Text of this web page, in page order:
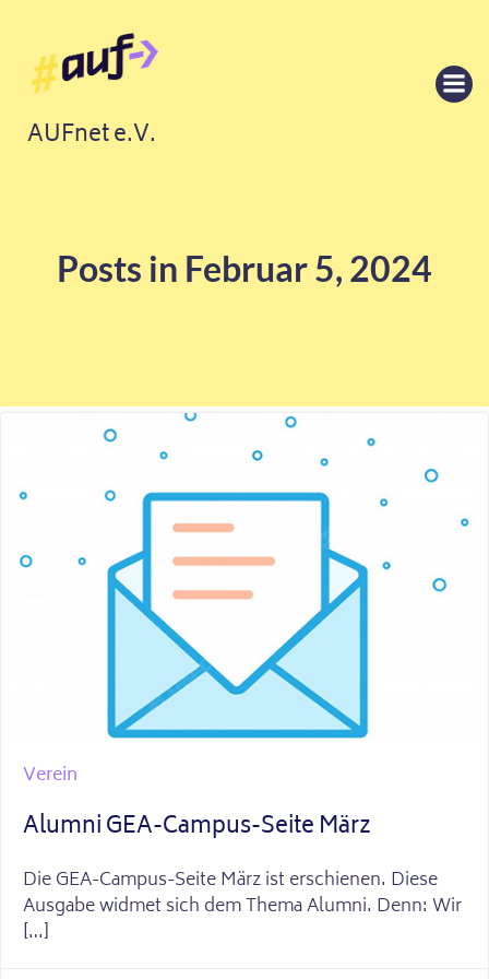
AUFnet e.V.
Posts in Februar 5, 2024
Verein
Alumni GEA-Campus-Seite März
Die GEA-Campus-Seite März ist erschienen. Diese
Ausgabe widmet sich dem Thema Alumni. Denn: Wir
[…]